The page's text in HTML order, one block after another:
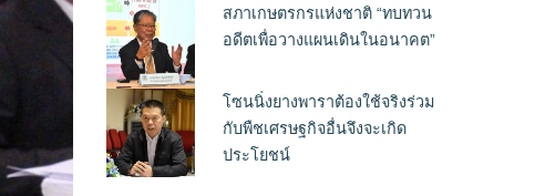
สภาเกษตรกรแห่งชาติ “ทบทวน
อดีตเพื่อวางแผนเดินในอนาคต”
โซนนิ่งยางพาราต้องใช้จริงร่วม
กับพืชเศรษฐกิจอื่นจึงจะเกิด
ประโยชน์